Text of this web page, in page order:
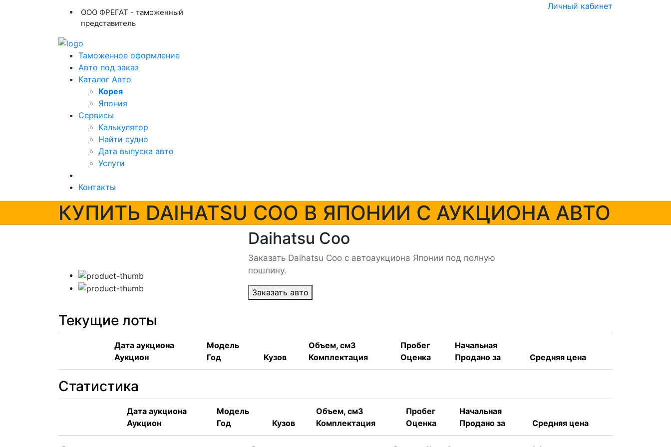
ООО ФРЕГАТ - таможенный
представитель
Личный кабинет
Таможенное оформление
Авто под заказ
Каталог Авто
Корея
Япония
Сервисы
Калькулятор
Найти судно
Дата выпуска авто
Услуги
Контакты
КУПИТЬ DAIHATSU COO В ЯПОНИИ С АУКЦИОНА АВТО
Daihatsu Coo
Заказать Daihatsu Coo с автоаукциона Японии под полную
пошлину.
Заказать авто
Текущие лоты
Дата аукциона
Аукцион
Модель
Год
Кузов
Объем, см3
Комплектация
Пробег
Оценка
Начальная
Продано за
Средняя цена
Статистика
Дата аукциона
Аукцион
Модель
Год
Кузов
Объем, см3
Комплектация
Пробег
Оценка
Начальная
Продано за
Средняя цена